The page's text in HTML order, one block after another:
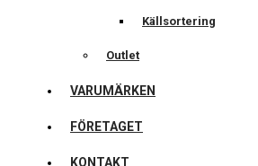
Källsortering
Outlet
VARUMÄRKEN
FÖRETAGET
KONTAKT